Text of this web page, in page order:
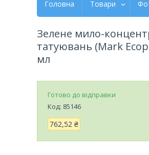
Головна Товари
Зелене мило-
татуювань (Mark
мл
Готово до відправки
Код: 85146
762,52 ₴